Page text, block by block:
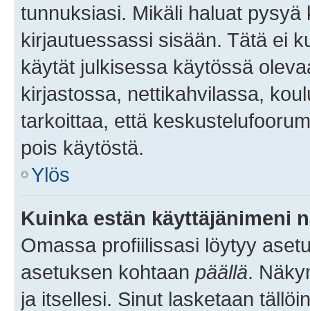
tunnuksiasi. Mikäli haluat
kirjautuessassi sisään. Tätä ei
käytät julkisessa käytössä
kirjastossa, nettikahvilassa,
tarkoittaa, että
pois käytöstä.
Ylös
Kuinka estän käyttäjänimeni
Omassa profiilissasi löytyy
asetuksen kohtaan päällä.
ja itsellesi. Sinut lasketaan